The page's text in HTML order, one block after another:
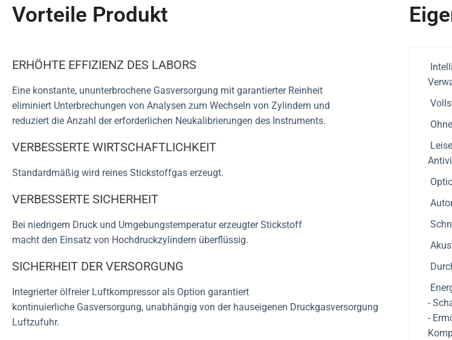
Vorteile Produkt
ERHÖHTE EFFIZIENZ DES LABORS
Eine konstante, ununterbrochene Gasversorgung mit garantierter Reinheit
eliminiert Unterbrechungen von Analysen zum Wechseln von Zylindern und
reduziert die Anzahl der erforderlichen Neukalibrierungen des Instruments.
VERBESSERTE WIRTSCHAFTLICHKEIT
Standardmäßig wird reines Stickstoffgas erzeugt.
VERBESSERTE SICHERHEIT
Bei niedrigem Druck und Umgebungstemperatur erzeugter Stickstoff
macht den Einsatz von Hochdruckzylindern überflüssig.
SICHERHEIT DER VERSORGUNG
Integrierter ölfreier Luftkompressor als Option garantiert
kontinuierliche Gasversorgung, unabhängig von der hauseigenen Druckgasversorgung
Luftzufuhr.
-
-